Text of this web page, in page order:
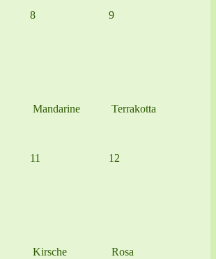
8
Mandarine
9
Terrakotta
11
Kirsche
12
Rosa